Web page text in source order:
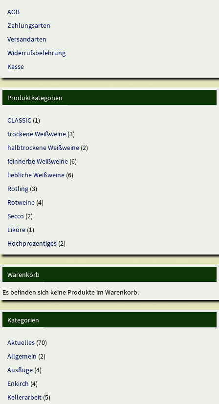
AGB
Zahlungsarten
Versandarten
Widerrufsbelehrung
Kasse
Produktkategorien
CLASSIC (1)
trockene Weißweine (3)
halbtrockene Weißweine (2)
feinherbe Weißweine (6)
liebliche Weißweine (6)
Rotling (3)
Rotweine (4)
Secco (2)
Liköre (1)
Hochprozentiges (2)
Warenkorb
Es befinden sich keine Produkte im Warenkorb.
Kategorien
Aktuelles (70)
Allgemein (2)
Ausflüge (4)
Enkirch (4)
Kellerarbeit (5)